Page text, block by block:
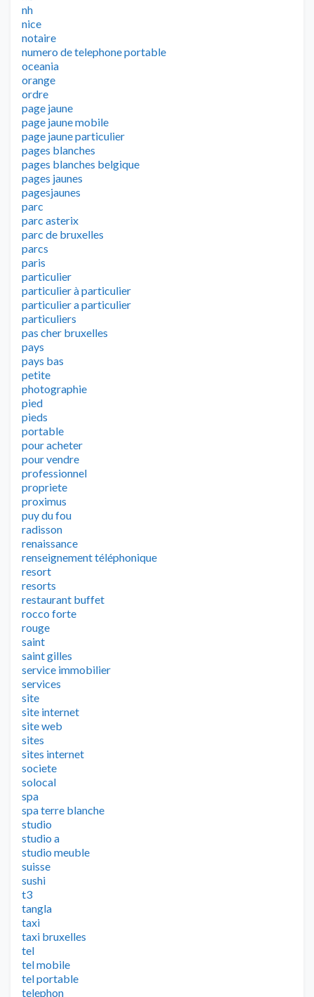
nh
nice
notaire
numero de telephone portable
oceania
orange
ordre
page jaune
page jaune mobile
page jaune particulier
pages blanches
pages blanches belgique
pages jaunes
pagesjaunes
parc
parc asterix
parc de bruxelles
parcs
paris
particulier
particulier à particulier
particulier a particulier
particuliers
pas cher bruxelles
pays
pays bas
petite
photographie
pied
pieds
portable
pour acheter
pour vendre
professionnel
propriete
proximus
puy du fou
radisson
renaissance
renseignement téléphonique
resort
resorts
restaurant buffet
rocco forte
rouge
saint
saint gilles
service immobilier
services
site
site internet
site web
sites
sites internet
societe
solocal
spa
spa terre blanche
studio
studio a
studio meuble
suisse
sushi
t3
tangla
taxi
taxi bruxelles
tel
tel mobile
tel portable
telephon